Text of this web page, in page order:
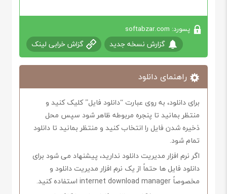
پسورد: softabzar.com
گزارش نسخه جدید گزاش خرابی لینک
راهنمای دانلود
برای دانلود، به روی عبارت “دانلود فایل” کلیک کنید و
منتظر بمانید تا پنجره مربوطه ظاهر شود سپس محل
ذخیره شدن فایل را انتخاب کنید و منتظر بمانید تا دانلود
تمام شود.
اگر نرم افزار مدیریت دانلود ندارید، پیشنهاد می شود برای
دانلود فایل ها حتماً از یک نرم افزار مدیریت دانلود و
مخصوصاً internet download manager استفاده کنید.